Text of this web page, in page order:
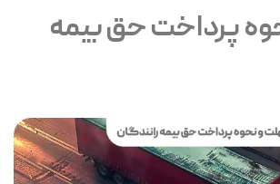
پرداخت حق بیمه